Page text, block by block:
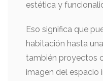
estética y
Eso significa que
habitación hasta
también proyectos
imagen del espacio